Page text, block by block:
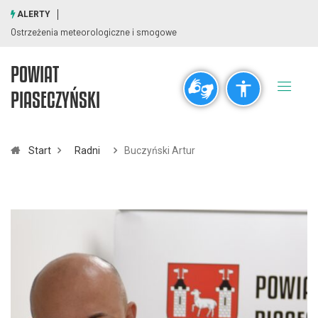
visibility_off title
zoom_out zoom_in
Czcionki
add_circle_outline
ALERTY
Ostrzeżenia meteorologiczne i smogowe
POWIAT
PIASECZYŃSKI
Start Radni Buczyński Artur